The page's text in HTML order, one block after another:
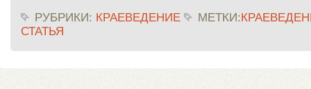
РУБРИКИ: КРАЕВЕДЕНИЕ МЕТКИ:
СТАТЬЯ